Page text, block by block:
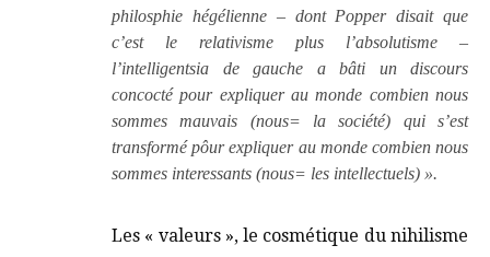
philosphie hégélienne – dont Popper disait que
c’est le relativisme plus l’absolutisme –
l’intelligentsia de gauche a bâti un discours
concocté pour expliquer au monde combien nous
sommes mauvais (nous= la société) qui s’est
transformé pôur expliquer au monde combien nous
sommes interessants (nous= les intellectuels) ».
Les « valeurs », le cosmétique du nihilisme